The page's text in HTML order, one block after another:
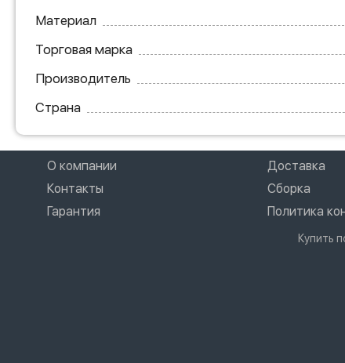
Материал
Торговая марка
Производитель
Страна
О компании
Доставка
Контакты
Сборка
Гарантия
Политика
Купить